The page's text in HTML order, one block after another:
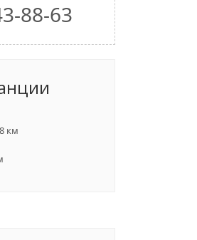
88-63
км